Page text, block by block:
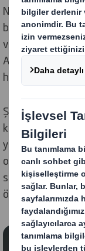
Now & Next
başlattığımızda,
ve Değişen
Amacımızı teyit
hedefler
Şimdi ve
karşı karşıya
yanı sıra
odaklanarak
sayede düşük
öncülük